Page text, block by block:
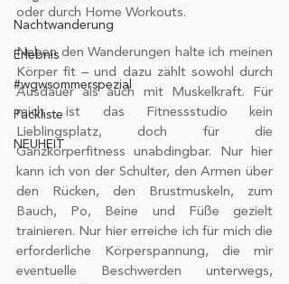
Nachtwanderung
Erlebnis
#wgwsommerspezial
Packliste
NEUHEIT
oder durch Home Workouts.
Neben den Wanderungen halte ich meinen
Körper fit – und dazu zählt sowohl durch
Ausdauer als auch mit Muskelkraft. Für
mich ist das Fitnessstudio kein
Lieblingsplatz, doch für die
Ganzkörperfitness unabdingbar. Nur hier
kann ich von der Schulter, den Armen über
den Rücken, den Brustmuskeln, zum
Bauch, Po, Beine und Füße gezielt
trainieren. Nur hier erreiche ich für mich die
erforderliche Körperspannung, die mir
eventuelle Beschwerden unterwegs,